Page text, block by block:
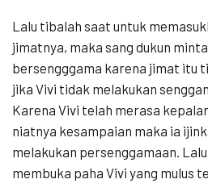
Lalu tibalah saat untuk
jimatnya, maka sang dukun
bersengggama karena jimat itu
jika Vivi tidak melakukan
Karena Vivi telah merasa
niatnya kesampaian maka ia
melakukan persenggamaan.
membuka paha Vivi yang mulus